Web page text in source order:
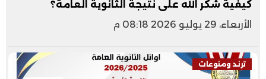
كيفية شكر الله على نتيجة الثانوية العامة؟
الأربعاء، 29 يوليو 2026 08:18 م
ترند ومنوعات